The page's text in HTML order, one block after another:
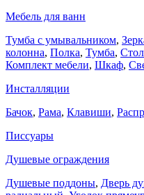
Мебель для ванн
Тумба с умывальником,
колонна, Полка, Тумба,
Комплект мебели, Шкаф,
Инсталляции
Бачок, Рама, Клавиши,
Писсуары
Душевые ограждения
Душевые поддоны, Дверь